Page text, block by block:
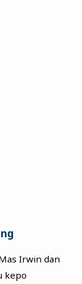
Irwin dan
kepo